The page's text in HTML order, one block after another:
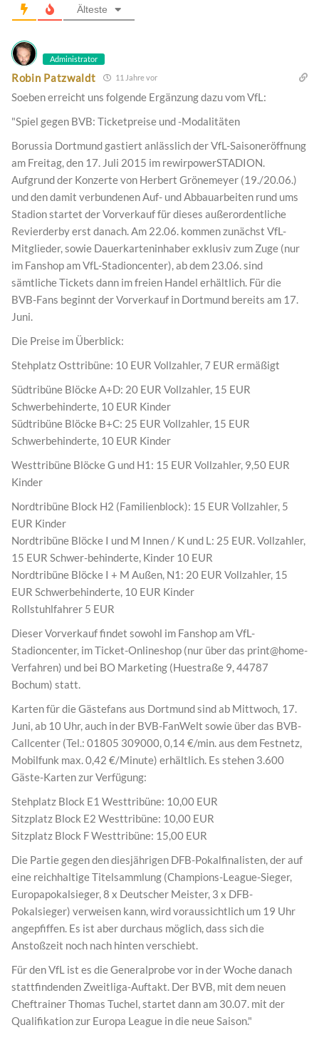
Älteste
Administrator
Robin Patzwaldt 11 Jahre vor
Soeben erreicht uns folgende Ergänzung dazu vom VfL:
"Spiel gegen BVB: Ticketpreise und -Modalitäten
Borussia Dortmund gastiert anlässlich der VfL-Saisoneröffnung
am Freitag, den 17. Juli 2015 im rewirpowerSTADION.
Aufgrund der Konzerte von Herbert Grönemeyer (19./20.06.)
und den damit verbundenen Auf- und Abbauarbeiten rund ums
Stadion startet der Vorverkauf für dieses außerordentliche
Revierderby erst danach. Am 22.06. kommen zunächst VfL-
Mitglieder, sowie Dauerkarteninhaber exklusiv zum Zuge (nur
im Fanshop am VfL-Stadioncenter), ab dem 23.06. sind
sämtliche Tickets dann im freien Handel erhältlich. Für die
BVB-Fans beginnt der Vorverkauf in Dortmund bereits am 17.
Juni.
Die Preise im Überblick:
Stehplatz Osttribüne: 10 EUR Vollzahler, 7 EUR ermäßigt
Südtribüne Blöcke A+D: 20 EUR Vollzahler, 15 EUR
Schwerbehinderte, 10 EUR Kinder
Südtribüne Blöcke B+C: 25 EUR Vollzahler, 15 EUR
Schwerbehinderte, 10 EUR Kinder
Westtribüne Blöcke G und H1: 15 EUR Vollzahler, 9,50 EUR
Kinder
Nordtribüne Block H2 (Familienblock): 15 EUR Vollzahler, 5
EUR Kinder
Nordtribüne Blöcke I und M Innen / K und L: 25 EUR. Vollzahler,
15 EUR Schwer-behinderte, Kinder 10 EUR
Nordtribüne Blöcke I + M Außen, N1: 20 EUR Vollzahler, 15
EUR Schwerbehinderte, 10 EUR Kinder
Rollstuhlfahrer 5 EUR
Dieser Vorverkauf findet sowohl im Fanshop am VfL-
Stadioncenter, im Ticket-Onlineshop (nur über das print@home-
Verfahren) und bei BO Marketing (Huestraße 9, 44787
Bochum) statt.
Karten für die Gästefans aus Dortmund sind ab Mittwoch, 17.
Juni, ab 10 Uhr, auch in der BVB-FanWelt sowie über das BVB-
Callcenter (Tel.: 01805 309000, 0,14 €/min. aus dem Festnetz,
Mobilfunk max. 0,42 €/Minute) erhältlich. Es stehen 3.600
Gäste-Karten zur Verfügung:
Stehplatz Block E1 Westtribüne: 10,00 EUR
Sitzplatz Block E2 Westtribüne: 10,00 EUR
Sitzplatz Block F Westtribüne: 15,00 EUR
Die Partie gegen den diesjährigen DFB-Pokalfinalisten, der auf
eine reichhaltige Titelsammlung (Champions-League-Sieger,
Europapokalsieger, 8 x Deutscher Meister, 3 x DFB-
Pokalsieger) verweisen kann, wird voraussichtlich um 19 Uhr
angepfiffen. Es ist aber durchaus möglich, dass sich die
Anstoßzeit noch nach hinten verschiebt.
Für den VfL ist es die Generalprobe vor in der Woche danach
stattfindenden Zweitliga-Auftakt. Der BVB, mit dem neuen
Cheftrainer Thomas Tuchel, startet dann am 30.07. mit der
Qualifikation zur Europa League in die neue Saison."